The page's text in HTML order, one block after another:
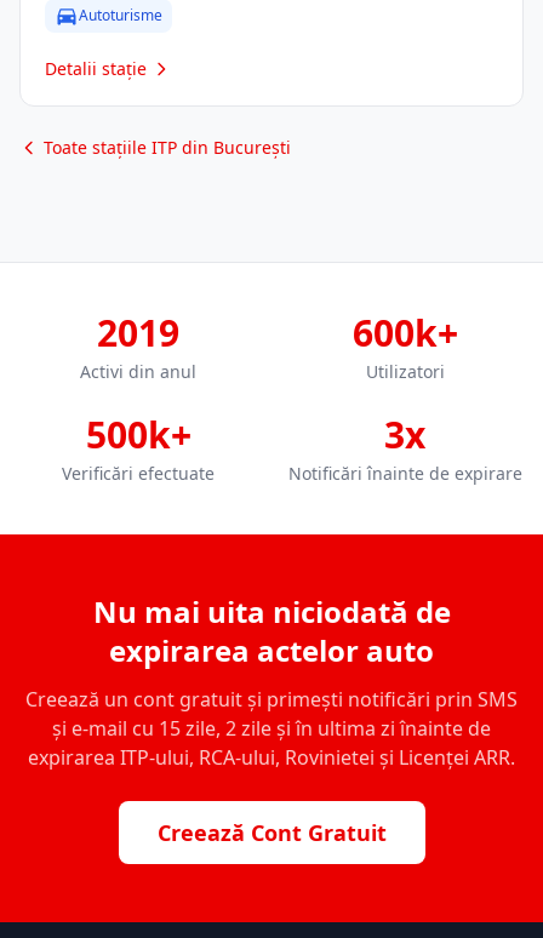
Autoturisme
Detalii stație
Toate stațiile ITP din București
2019
Activi din anul
600k+
Utilizatori
500k+
Verificări efectuate
3x
Notificări înainte de expirare
Nu mai uita niciodată de
expirarea actelor auto
Creează un cont gratuit și primești notificări prin SMS
și e-mail cu 15 zile, 2 zile și în ultima zi înainte de
expirarea ITP-ului, RCA-ului, Rovinietei și Licenței ARR.
Creează Cont Gratuit